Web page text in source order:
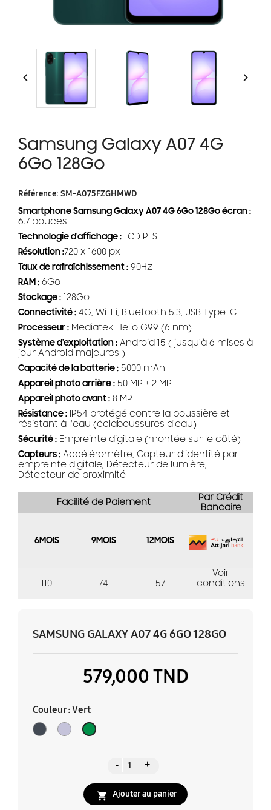
 
Samsung Galaxy A07 4G
6Go 128Go
Référence: SM-A075FZGHMWD
Smartphone Samsung Galaxy A07 4G 6Go 128Go écran :
6.7 pouces
Technologie d'affichage : LCD PLS
Résolution :720 x 1600 px
Taux de rafraîchissement : 90Hz
RAM : 6Go
Stockage : 128Go
Connectivité : 4G, Wi-Fi, Bluetooth 5.3, USB Type-C
Processeur : Mediatek Helio G99 (6 nm)
Système d'exploitation : Android 15 ( jusqu'à 6 mises à
jour Android majeures )
Capacité de la batterie : 5000 mAh
Appareil photo arrière : 50 MP + 2 MP
Appareil photo avant : 8 MP
Résistance : IP54 protégé contre la poussière et
résistant à l'eau (éclaboussures d'eau)
Sécurité : Empreinte digitale (montée sur le côté)
Capteurs : Accéléromètre, Capteur d’identité par
empreinte digitale, Détecteur de lumière,
Détecteur de proximité
Facilité de Paiement
Par Crédit
Bancaire
6MOIS 9MOIS 12MOIS
110 74 57
Voir
conditions
SAMSUNG GALAXY A07 4G 6GO 128GO
579,000 TND
Couleur : Vert
Noir
Violet
Lavande
Vert
 Ajouter au panier